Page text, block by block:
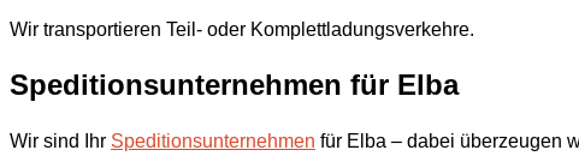
Wir transportieren Teil- oder Komplettladungsverkehre.
Speditionsunternehmen für Elba
Wir sind Ihr Speditionsunternehmen für Elba – dabei überzeugen